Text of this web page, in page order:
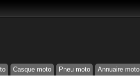
Casque moto Pneu moto Annuaire moto